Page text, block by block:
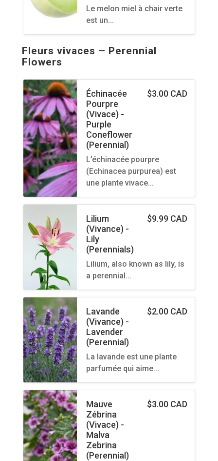
Le melon miel à chair verte
est un…
Fleurs vivaces – Perennial
Flowers
Échinacée
Pourpre
(Vivace) -
Purple
Coneflower
(Perennial)
$3.00 CAD
L’échinacée pourpre
(Echinacea purpurea) est
une plante vivace…
Lilium
(Vivance) -
Lily
(Perennials)
$9.99 CAD
Lilium, also known as lily, is
a perennial…
Lavande
(Vivance) -
Lavender
(Perennial)
$2.00 CAD
La lavande est une plante
parfumée qui aime…
Mauve
Zébrina
(Vivace) -
Malva
Zebrina
(Perennial)
$3.00 CAD